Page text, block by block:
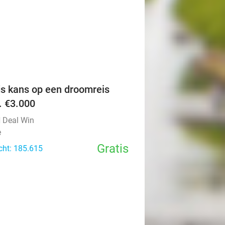
kans op een droomreis
€3.000
Win
185.615
Gratis